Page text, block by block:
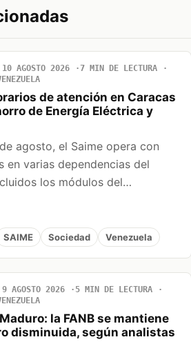
10 AGOSTO 2026
7 MIN DE LECTURA
de atención en Caracas
de Energía Eléctrica y
agosto, el Saime opera con
en varias dependencias del
los módulos del…
SAIME Sociedad Venezuela
9 AGOSTO 2026
5 MIN DE LECTURA
la FANB se mantiene
disminuida, según analistas